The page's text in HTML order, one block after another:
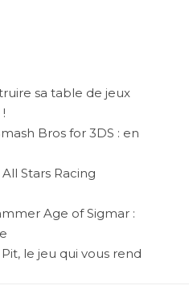
sa table de jeux
Bros for 3DS : en
Stars Racing
Age of Sigmar :
Pit, le jeu qui vous rend